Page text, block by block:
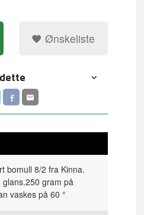
Ønskeliste
bomull 8/2 fra Kinna.
gram på
vaskes på 60 °